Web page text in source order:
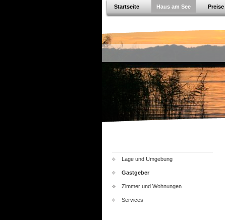
Startseite Haus am See Preise
Lage und Umgebung
Gastgeber
Zimmer und Wohnungen
Services